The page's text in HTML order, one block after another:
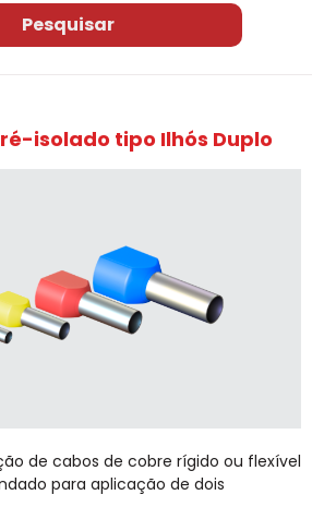
isolado tipo Ilhós Duplo
de cabos de cobre rígido ou flexível
para aplicação de dois